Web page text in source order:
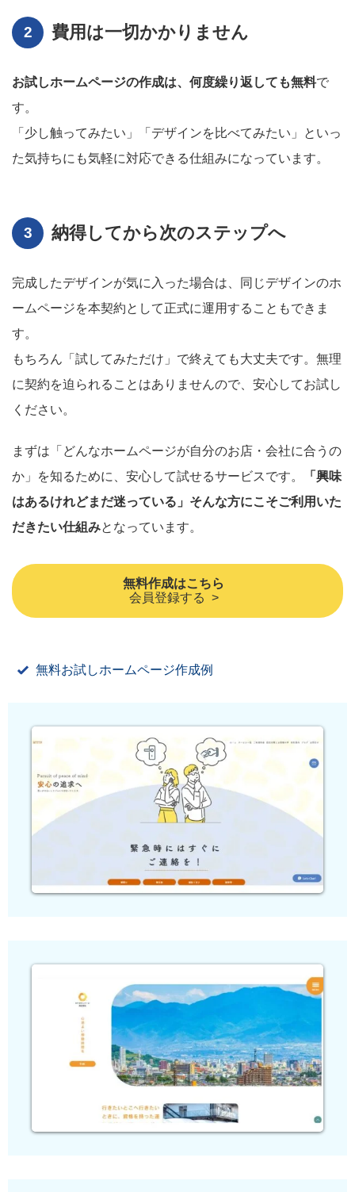
費用は一切かかりません
お試しホームページの作成は、何度繰り返しても無料で
す。
「少し触ってみたい」「デザインを比べてみたい」といっ
た気持ちにも気軽に対応できる仕組みになっています。
納得してから次のステップへ
完成したデザインが気に入った場合は、同じデザインのホ
ームページを本契約として正式に運用することもできま
す。
もちろん「試してみただけ」で終えても大丈夫です。無理
に契約を迫られることはありませんので、安心してお試し
ください。
まずは「どんなホームページが自分のお店・会社に合うの
か」を知るために、安心して試せるサービスです。
「興味
はあるけれどまだ迷っている」そんな方にこそご利用いた
だきたい仕組みとなっています。
無料作成はこちら
会員登録する >
無料お試しホームページ作成例